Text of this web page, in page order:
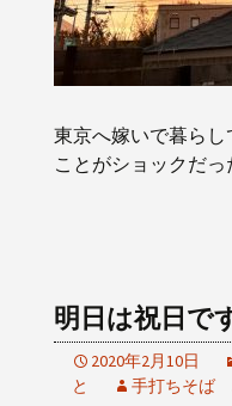
東京へ嫁いで暮ら
ことがショックだっ
明日は祝日で
2020年2月10日
と
手打ちそば